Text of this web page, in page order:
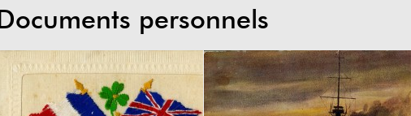
Documents personnels